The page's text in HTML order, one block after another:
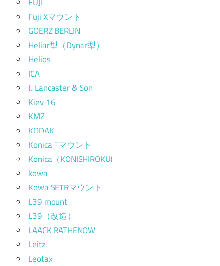
Fuji Xマウント
GOERZ BERLIN
Heliar型（Dynar型）
Helios
ICA
J. Lancaster & Son
Kiev 16
KMZ
KODAK
Konica Fマウント
Konica（KONISHIROKU)
kowa
Kowa SETRマウント
L39 mount
L39（改造）
LAACK RATHENOW
Leitz
Leotax